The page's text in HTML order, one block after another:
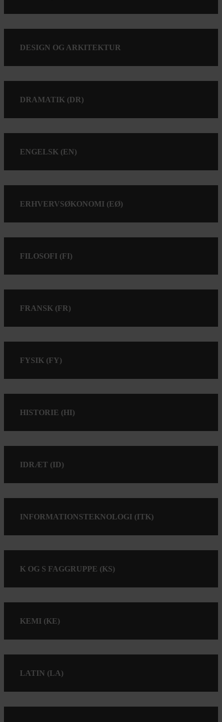
DESIGN OG ARKITEKTUR
DRAMATIK (DR)
ENGELSK (EN)
ERHVERVSØKONOMI (EØ)
FILOSOFI (FI)
FRANSK (FR)
FYSIK (FY)
HISTORIE (HI)
IDRÆT (ID)
INFORMATIONSTEKNOLOGI (ITK)
K OG S FAGGRUPPE (KS)
KEMI (KE)
LATIN (LA)